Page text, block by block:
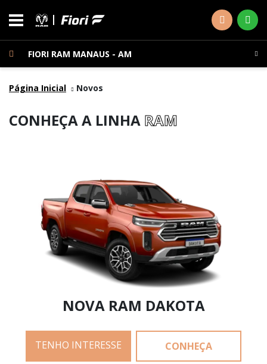
FIORI RAM MANAUS - AM
Página Inicial Novos
CONHEÇA A LINHA RAM
NOVA RAM DAKOTA
TENHO INTERESSE CONHEÇA